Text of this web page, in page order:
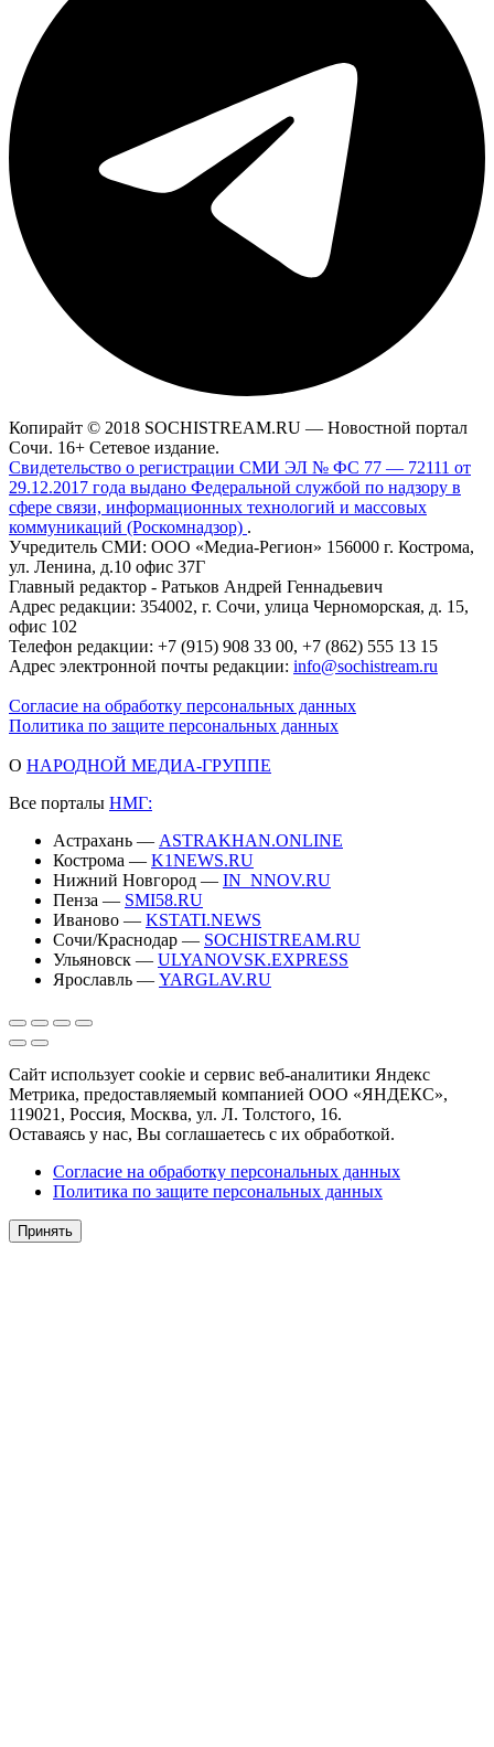
Копирайт © 2018 SOCHISTREAM.RU — Новостной портал
Сочи. 16+ Сетевое издание.
Свидетельство о регистрации СМИ ЭЛ № ФС 77 — 72111 от
29.12.2017 года выдано Федеральной службой по надзору в
сфере связи, информационных технологий и массовых
коммуникаций (Роскомнадзор) .
Учредитель СМИ: ООО «Медиа-Регион» 156000 г. Кострома,
ул. Ленина, д.10 офис 37Г
Главный редактор - Ратьков Андрей Геннадьевич
Адрес редакции: 354002, г. Сочи, улица Черноморская, д. 15,
офис 102
Телефон редакции: +7 (915) 908 33 00, +7 (862) 555 13 15
Адрес электронной почты редакции: info@sochistream.ru
Согласие на обработку персональных данных
Политика по защите персональных данных
О НАРОДНОЙ МЕДИА-ГРУППЕ
Все порталы НМГ:
Астрахань — ASTRAKHAN.ONLINE
Кострома — K1NEWS.RU
Нижний Новгород — IN_NNOV.RU
Пенза — SMI58.RU
Иваново — KSTATI.NEWS
Сочи/Краснодар — SOCHISTREAM.RU
Ульяновск — ULYANOVSK.EXPRESS
Ярославль — YARGLAV.RU
Сайт использует cookie и сервис веб-аналитики Яндекс
Метрика, предоставляемый компанией ООО «ЯНДЕКС»,
119021, Россия, Москва, ул. Л. Толстого, 16.
Оставаясь у нас, Вы соглашаетесь с их обработкой.
Согласие на обработку персональных данных
Политика по защите персональных данных
Принять